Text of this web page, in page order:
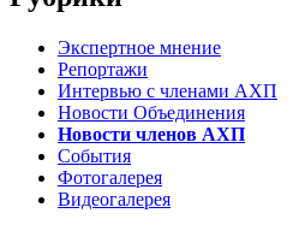
Экспертное мнение
Репортажи
Интервью с членами АХП
Новости Объединения
Новости членов АХП
События
Фотогалерея
Видеогалерея